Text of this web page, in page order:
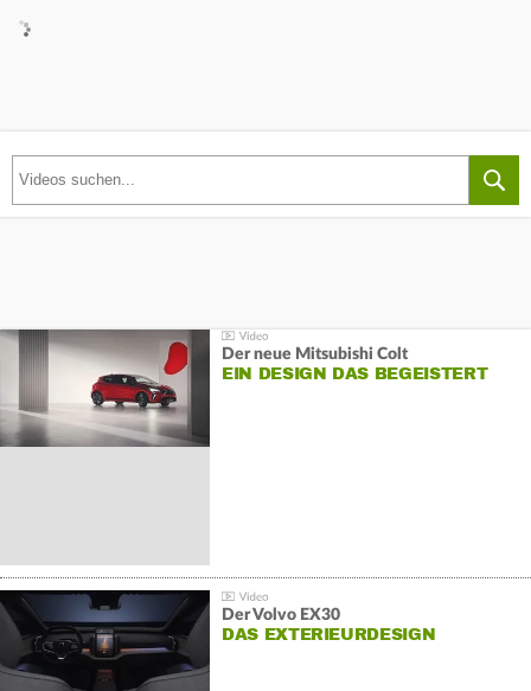
Der neue Mitsubishi Colt
EIN DESIGN DAS BEGEISTERT
Der Volvo EX30
DAS EXTERIEURDESIGN